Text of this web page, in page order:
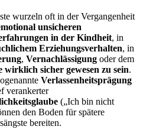
wurzeln oft in der Vergangenheit
unsicheren
in der Kindheit, in
Erziehungsverhalten, in
, Vernachlässigungoder dem
wirklich sicher gewesen zu sein.
Verlassenheitsprägung
verankerter
(„Ich bin nicht
den Boden für spätere
bereiten.